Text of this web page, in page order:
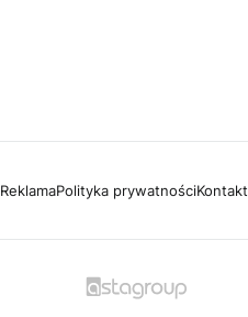
ReklamaPolityka prywatnościKontakt